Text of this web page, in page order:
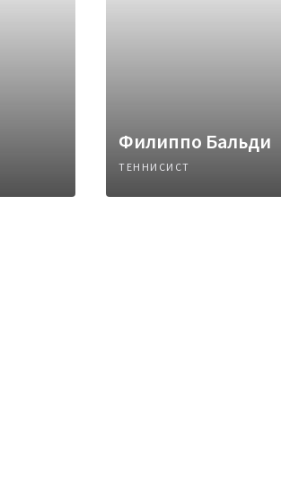
Филиппо Бальди
ТЕННИСИСТ